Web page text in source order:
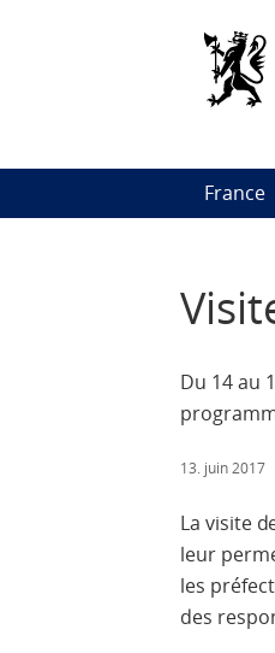
France
Du 14 au
13. juin 2017
La visite
leur
les
des